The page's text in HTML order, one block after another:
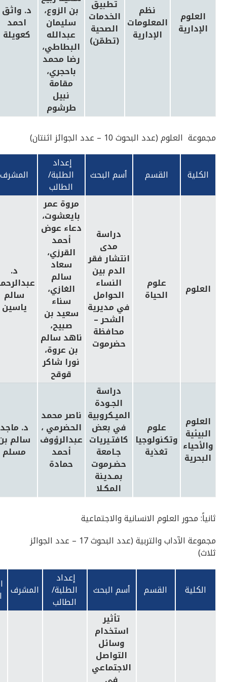
العلوم
الإدارية
نظم
المعلومات
الإدارية
تطبيق
الخدمات
الصحية
(تطمّن)
بن الزوع،
سليمان
عبدالله
البطاطي،
رضا محمد
باحجري،
مقامة
نبيل
طرشوم
د. واثق
احمد
كعويلة
مجموعة العلوم (عدد البحوث 10 – عدد الجوائز اثنتان)
الكلية القسم أسم البحث
إعداد
الطلبة/
الطالب
المشرف
العلوم علوم
الحياة
دراسة
مدى
انتشار فقر
الدم بين
النساء
الحوامل
في مديرية
الشحر –
محافظة
حضرموت
مروة عمر
بايعشوت،
دعاء عوض
أحمد
القرزي،
سعاد
سالم
الغازي،
سناء
سعيد بن
صبيح،
ناهد سالم
بن عروة،
نورا شاكر
قوقح
د.
سالم
ياسين
العلوم
البيئية
والأحياء
البحرية
علوم
وتكنولوجيا
تغذية
دراسة
الجـودة
الميـكروبية
في بعض
كافتـيريات
جـامعة
حضـرموت
بمـدينة
المكـلا
ناصر محمد
الحضرمي ،
عبدالرؤوف
أحمد
حمادة
د. ماجد
سالم
مسلم
ثانياً: محور العلوم الانسانية والاجتماعية
مجموعة الآداب والتربية (عدد البحوث 17 – عدد الجوائز
ثلاث)
الكلية القسم أسم البحث
إعداد
الطلبة/
الطالب
المشرف
تأثير
استخدام
وسائل
التواصل
الاجتماعي